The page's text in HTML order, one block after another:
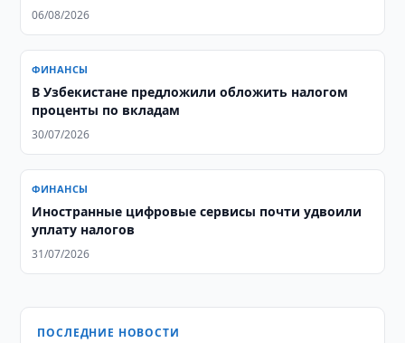
06/08/2026
ФИНАНСЫ
В Узбекистане предложили обложить налогом
проценты по вкладам
30/07/2026
ФИНАНСЫ
Иностранные цифровые сервисы почти удвоили
уплату налогов
31/07/2026
ПОСЛЕДНИЕ НОВОСТИ